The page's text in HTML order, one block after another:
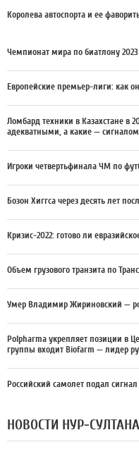
Королева автоспорта и ее
Чемпионат мира по биатлону 2023
Европейские премьер-лиги: как
Ломбард техники в Казахстане в
адекватными, а какие — сигналом
Игроки четвертьфинала ЧМ по
Бозон Хиггса через десять лет
Кризис-2022: готово ли
Объем грузового транзита по
Умер Владимир Жириновский —
Polpharma укрепляет позиции в
группы входит Biofarm — лидер
Российский самолет подал
НОВОСТИ НУР-СУЛТАНА